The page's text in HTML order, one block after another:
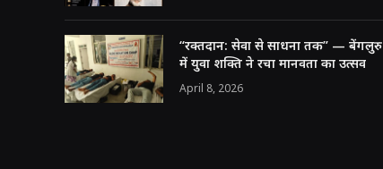
“रक्तदान: सेवा से साधना तक” — बेंगलुरु
में युवा शक्ति ने रचा मानवता का उत्सव
April 8, 2026